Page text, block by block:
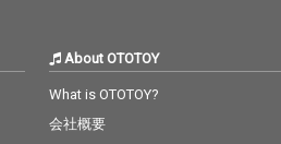
About OTOTOY
What is OTOTOY?
会社概要